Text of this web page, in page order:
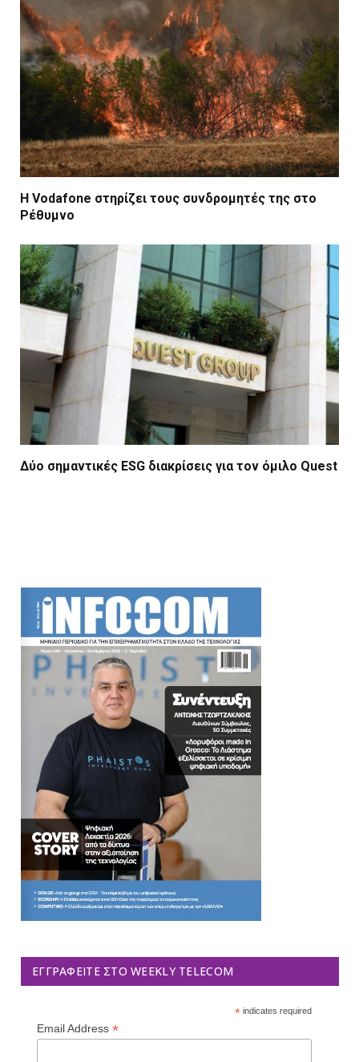
Η Vodafone στηρίζει τους συνδρομητές της στο
Ρέθυμνο
Δύο σημαντικές ESG διακρίσεις για τον όμιλο Quest
ΕΓΓΡΑΦΕΊΤΕ ΣΤΟ WEEKLY TELECOM
*indicates required
Email Address *